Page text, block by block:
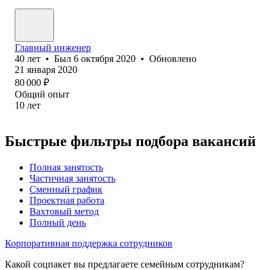
Главный инженер
40 лет • Был 6 октября 2020 • Обновлено
21 января 2020
80 000 ₽
Общий опыт
10 лет
Быстрые фильтры подбора вакансий
Полная занятость
Частичная занятость
Сменный график
Проектная работа
Вахтовый метод
Полный день
Корпоративная поддержка сотрудников
Какой соцпакет вы предлагаете семейным сотрудникам?